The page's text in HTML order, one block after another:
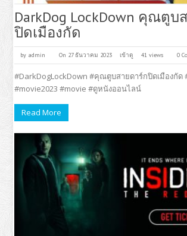
DarkDog LockDown คุณตูบ
ปิดเมืองกัด
by admin On 27 ธันวาคม 2023 เข้าดู 41 views 0
#DarkDogLockDown #คุณตูบสายดาร์กปิดเมืองกัด
#movie2023 #movie #ดูหนังออนไลน์
Read More